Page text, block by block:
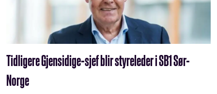
Tidligere Gjensidige-sjef blir styreleder i SB1 Sør-
Norge